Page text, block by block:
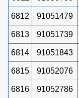
6812 91051479
6813 91051739
6814 91051843
6815 91052076
6816 91052786